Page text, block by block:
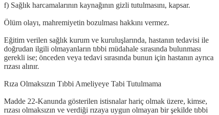
f) Sağlık harcamalarının kaynağının gizli tutulmasını, kapsar.
Ölüm olayı, mahremiyetin bozulması hakkını vermez.
Eğitim verilen sağlık kurum ve kuruluşlarında, hastanın tedavisi ile
doğrudan ilgili olmayanların tıbbi müdahale sırasında bulunması
gerekli ise; önceden veya tedavi sırasında bunun için hastanın ayrıca
rızası alınır.
Rıza Olmaksızın Tıbbi Ameliyeye Tabi Tutulmama
Madde 22-Kanunda gösterilen istisnalar hariç olmak üzere, kimse,
rızası olmaksızın ve verdiği rızaya uygun olmayan bir şekilde tıbbi